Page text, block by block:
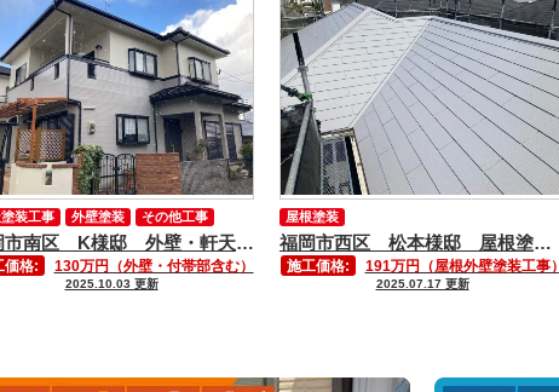
福岡市南区 K様邸 外壁・軒天塗装工事
価格: 130万円（外壁・付帯部含む）
2025.10.03 更新
装工事 外壁塗装 その他工事
福岡市西区 松本様邸 屋根塗装工事
施工価格: 191万円（屋根外壁塗装工事）
2025.07.17 更新
屋根塗装